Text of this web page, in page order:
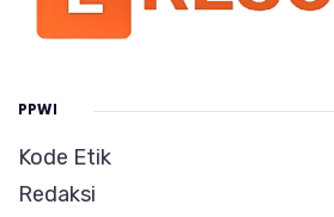
PPWI
Kode Etik
Redaksi